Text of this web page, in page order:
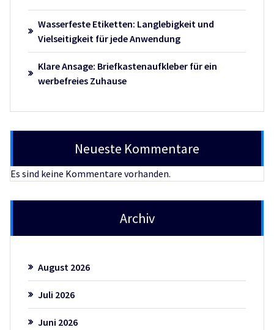
Wasserfeste Etiketten: Langlebigkeit und
Vielseitigkeit für jede Anwendung
Klare Ansage: Briefkastenaufkleber für ein
werbefreies Zuhause
Neueste Kommentare
Es sind keine Kommentare vorhanden.
Archiv
August 2026
Juli 2026
Juni 2026